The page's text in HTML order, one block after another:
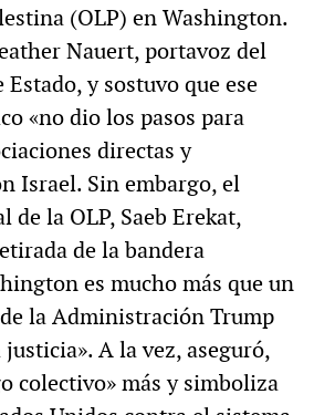
(OLP) en Washington.
Nauert, portavoz del
y sostuvo que ese
«no dio los pasos para
directas y
Israel. Sin embargo, el
de la OLP, Saeb Erekat,
de la bandera
es mucho más que un
la Administración Trump
A la vez, aseguró,
colectivo» más y simboliza